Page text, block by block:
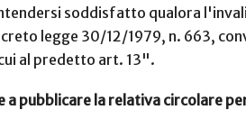
soddisfatto qualora
legge 30/12/1979, n. 663,
al predetto art. 13".
a pubblicare la relativa circolare